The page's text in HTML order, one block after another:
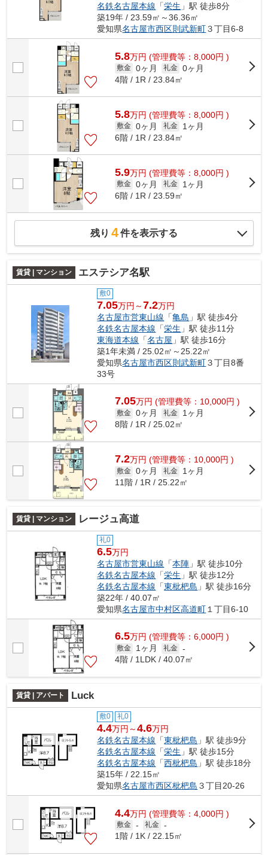
名鉄名古屋本線 「栄生 」駅 徒歩8分
築19年 / 23.59㎡～36.36㎡
愛知県名古屋市西区則武新町３丁目6-8
5.8万円 (管理費等：8,000円 )
敷金 0ヶ月 礼金 0ヶ月
4階 / 1R / 23.84㎡
5.8万円 (管理費等：8,000円 )
敷金 0ヶ月 礼金
1ヶ月
6階 / 1R / 23.84㎡
5.9万円 (管理費等：8,000円 )
敷金 0ヶ月 礼金
1ヶ月
6階 / 1R / 23.59㎡
残り 4件を表示する
賃貸 | マンション エステシア名駅
敷0
7.05万円～7.2万円
名古屋市営東山線 「亀島 」駅 徒歩4分
名鉄名古屋本線 「栄生 」駅 徒歩11分
東海道本線 「名古屋 」駅 徒歩16分
築1年未満 / 25.02㎡～25.22㎡
愛知県名古屋市西区則武新町３丁目8番
33号
7.05万円 (管理費等：10,000円 )
敷金 0ヶ月 礼金
1ヶ月
8階 / 1R / 25.02㎡
7.2万円 (管理費等：10,000円 )
敷金 0ヶ月 礼金
1ヶ月
11階 / 1R / 25.22㎡
賃貸 | マンション レージュ高道
礼0
6.5万円
名古屋市営東山線 「本陣 」駅 徒歩10分
名鉄名古屋本線 「栄生 」駅 徒歩12分
名鉄名古屋本線 「東枇杷島 」駅 徒歩16分
築22年 / 40.07㎡
愛知県名古屋市中村区高道町 １丁目6-10
6.5万円 (管理費等：6,000円 )
敷金 1ヶ月 礼金 -
4階 / 1LDK / 40.07㎡
賃貸 | アパート Luck
敷0 礼0
4.4万円～4.6万円
名鉄名古屋本線 「東枇杷島 」駅 徒歩9分
名鉄名古屋本線 「栄生 」駅 徒歩15分
名鉄名古屋本線 「西枇杷島 」駅 徒歩18分
築15年 / 22.15㎡
愛知県名古屋市西区枇杷島 ３丁目20-26
4.4万円 (管理費等：4,000円 )
敷金 - 礼金 -
1階 / 1K / 22.15㎡